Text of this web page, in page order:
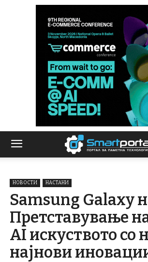
НОВОСТИ НАСТАНИ
Samsung Galaxy
Претставување
AI искуството со
најнови